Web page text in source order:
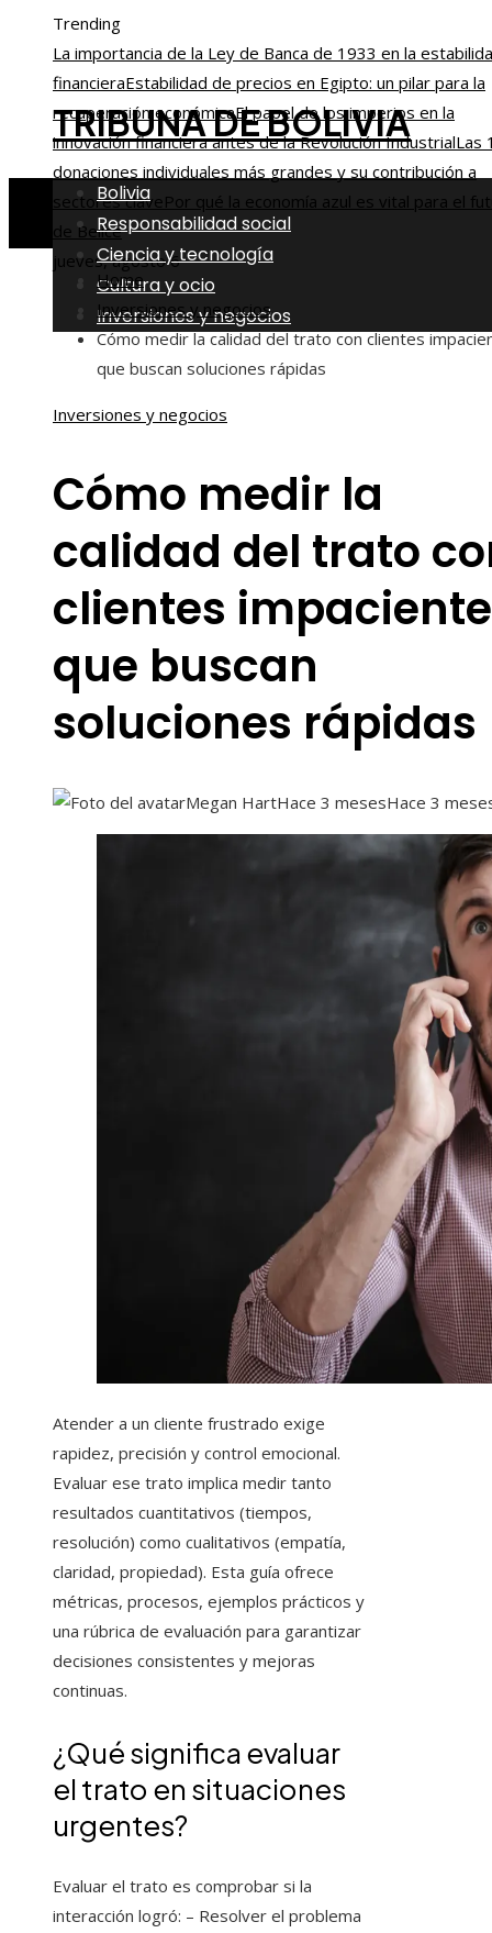
Trending
La importancia de la Ley de Banca de 1933 en la
financieraEstabilidad de precios en Egipto: un pilar para la
recuperación económicaEl papel de los imperios en la
innovación financiera antes de la Revolución IndustrialLas
donaciones individuales más grandes y su contribución a
sectores clavePor qué la economía azul es vital para el
de Belice
jueves, agosto 6
TRIBUNA DE BOLIVIA
Bolivia
Responsabilidad social
Ciencia y tecnología
Cultura y ocio
Inversiones y negocios
Home
Inversiones y negocios
Cómo medir la calidad del trato con clientes
que buscan soluciones rápidas
Inversiones y negocios
Cómo medir la
calidad del trato
clientes
que buscan
soluciones rápidas
Megan HartHace 3 mesesHace 3
Atender a un cliente frustrado exige
rapidez, precisión y control emocional.
Evaluar ese trato implica medir tanto
resultados cuantitativos (tiempos,
resolución) como cualitativos (empatía,
claridad, propiedad). Esta guía ofrece
métricas, procesos, ejemplos prácticos y
una rúbrica de evaluación para garantizar
decisiones consistentes y mejoras
continuas.
¿Qué significa evaluar
el trato en situaciones
urgentes?
Evaluar el trato es comprobar si la
interacción logró: – Resolver el problema